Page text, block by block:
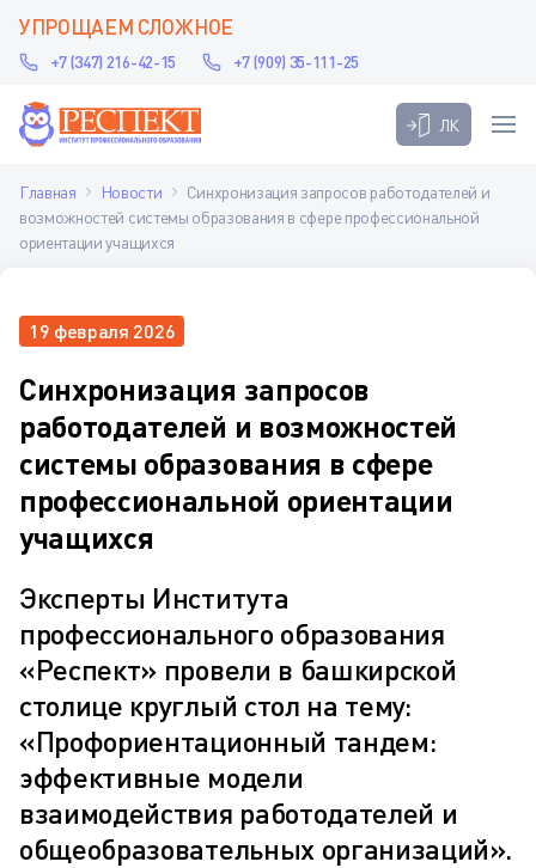
УПРОЩАЕМ СЛОЖНОЕ
+7 (347) 216-42-15 +7 (909) 35-111-25
ЛК
Главная Новости
Синхронизация запросов работодателей и
возможностей системы образования в сфере профессиональной
ориентации учащихся
19 февраля 2026
Синхронизация запросов
работодателей и возможностей
системы образования в сфере
профессиональной ориентации
учащихся
Эксперты Института
профессионального образования
«Респект» провели в башкирской
столице круглый стол на тему:
«Профориентационный тандем:
эффективные модели
взаимодействия работодателей и
общеобразовательных организаций».